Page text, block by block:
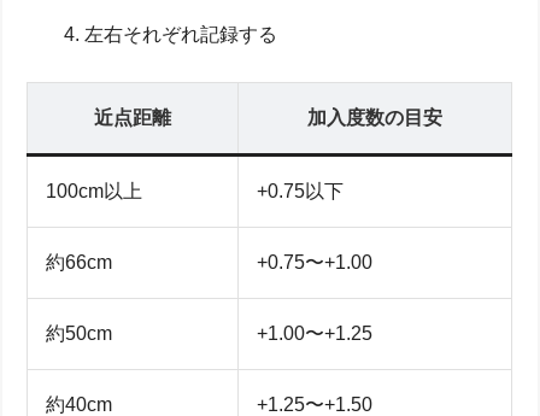
左右それぞれ記録する
近点距離 加入度数の目安
100cm以上 +0.75以下
約66cm +0.75〜+1.00
約50cm +1.00〜+1.25
約40cm +1.25〜+1.50